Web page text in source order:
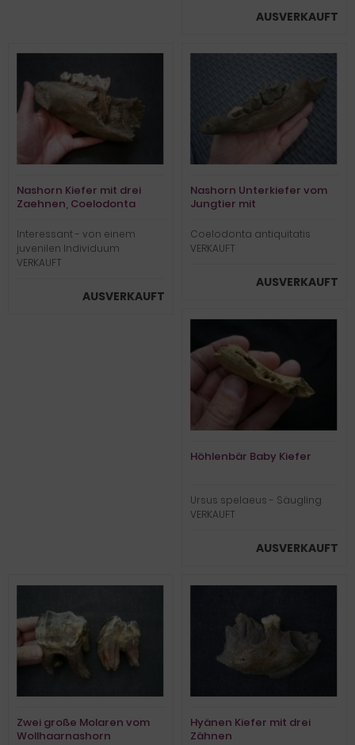
AUSVERKAUFT
Nashorn Kiefer mit drei
Zaehnen, Coelodonta
Interessant - von einem
juvenilen Individuum
VERKAUFT
AUSVERKAUFT
Nashorn Unterkiefer vom
Jungtier mit
Coelodonta antiquitatis
VERKAUFT
AUSVERKAUFT
Höhlenbär Baby Kiefer
Ursus spelaeus - Säugling
VERKAUFT
AUSVERKAUFT
Zwei große Molaren vom
Wollhaarnashorn
Hyänen Kiefer mit drei
Zähnen